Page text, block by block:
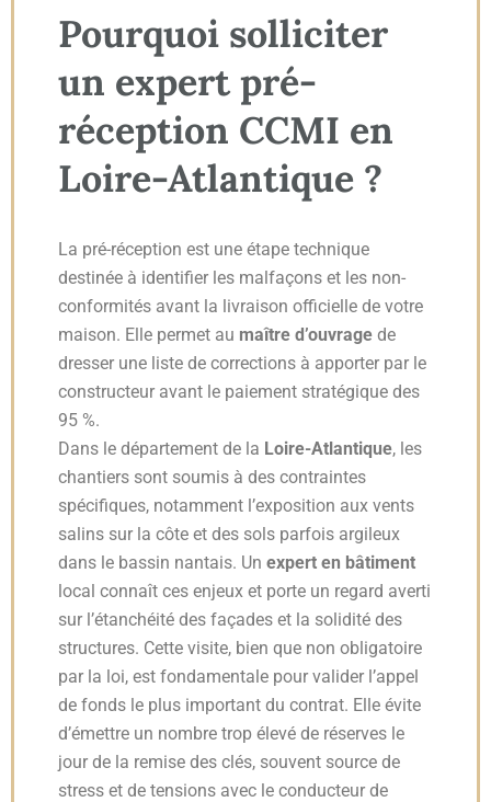
Pourquoi solliciter
un expert pré-
réception CCMI en
Loire-Atlantique ?
La pré-réception est une étape technique
destinée à identifier les malfaçons et les non-
conformités avant la livraison officielle de votre
maison. Elle permet au maître d’ouvrage de
dresser une liste de corrections à apporter par le
constructeur avant le paiement stratégique des
95 %.
Dans le département de la Loire-Atlantique, les
chantiers sont soumis à des contraintes
spécifiques, notamment l’exposition aux vents
salins sur la côte et des sols parfois argileux
dans le bassin nantais. Un expert en bâtiment
local connaît ces enjeux et porte un regard averti
sur l’étanchéité des façades et la solidité des
structures. Cette visite, bien que non obligatoire
par la loi, est fondamentale pour valider l’appel
de fonds le plus important du contrat. Elle évite
d’émettre un nombre trop élevé de réserves le
jour de la remise des clés, souvent source de
stress et de tensions avec le conducteur de